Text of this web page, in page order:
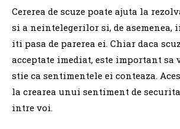
Cererea de scuze poate ajuta la
si a neintelegerilor si, de asemenea,
iti pasa de parerea ei. Chiar daca
acceptate imediat, este important sa
stie ca sentimentele ei conteaza.
la crearea unui sentiment de
intre voi.